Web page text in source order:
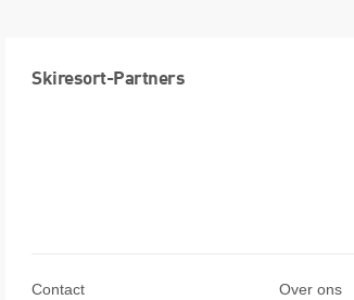
Skiresort-Partners
Contact Over ons